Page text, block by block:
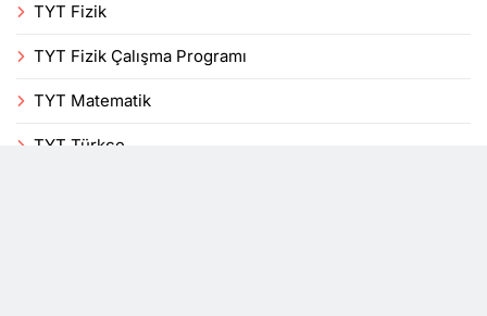
TYT Fizik
TYT Fizik Çalışma Programı
TYT Matematik
TYT Türkçe